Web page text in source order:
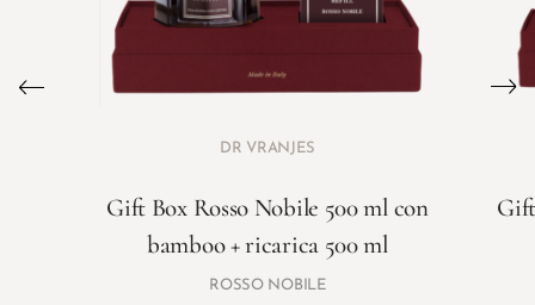
DR VRANJES
Gift Box Rosso Nobile 500 ml con
bamboo + ricarica 500 ml
ROSSO NOBILE